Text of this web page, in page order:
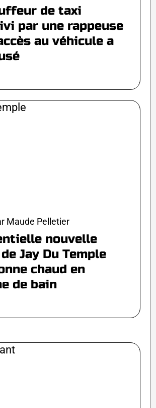
de taxi
par une rappeuse
au véhicule a
Maude Pelletier
nouvelle
Jay Du Temple
chaud en
de bain